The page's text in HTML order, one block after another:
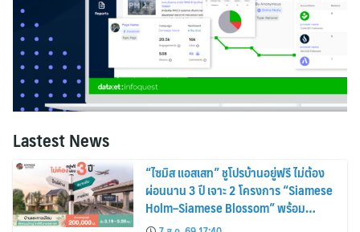
Lastest News
“ไซมิส แอสเสท” ชูโปรบ้านอยู่ฟรี ไม่ต้อง
ผ่อนนาน 3 ปี เจาะ 2 โครงการ “Siamese
Holm–Siamese Blossom” พร้อม
ส่วนลดและสิทธิพิเศษถึง 31 สิงหาคม